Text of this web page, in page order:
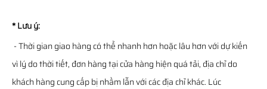
* Lưu ý:
- Thời gian giao hàng có thể nhanh hơn hoặc lâu hơn với dự kiến
vì lý do thời tiết, đơn hàng tại cửa hàng hiện quá tải, địa chỉ do
khách hàng cung cấp bị nhầm lẫn với các địa chỉ khác. Lúc